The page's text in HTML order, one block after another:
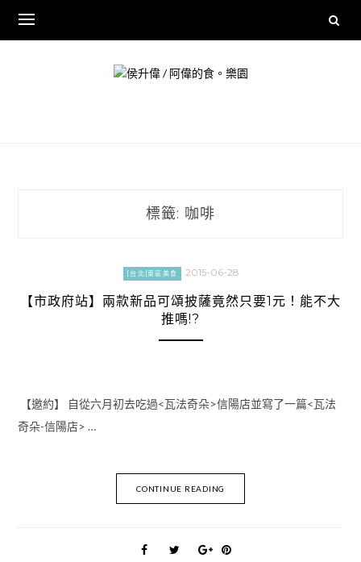
content
標籤: 咖啡
[台北]東區美食 2015-06-28
【市政府站】兩款新品可頌披薩竟然只要1元！能不大
推嗎!?
【邀約】 自從六月初去吃過<瓦法奇朵>信陽店並寫了一篇<瓦法
奇朵-信陽店> …
CONTINUE READING